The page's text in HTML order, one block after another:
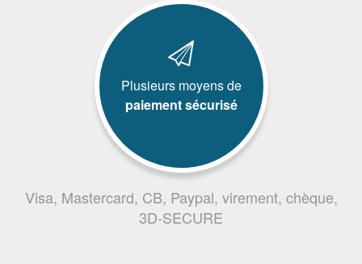
Plusieurs moyens de
paiement sécurisé
Visa, Mastercard, CB, Paypal, virement, chèque,
3D-SECURE